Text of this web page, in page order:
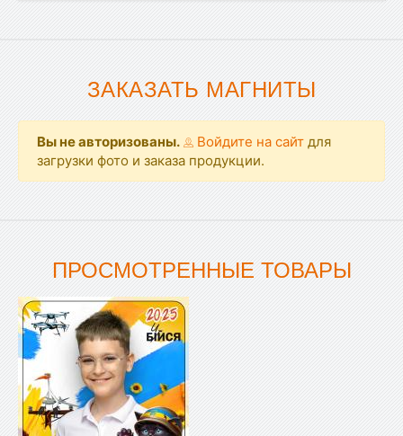
ЗАКАЗАТЬ МАГНИТЫ
Вы не авторизованы. Войдите на сайт для
загрузки фото и заказа продукции.
ПРОСМОТРЕННЫЕ ТОВАРЫ